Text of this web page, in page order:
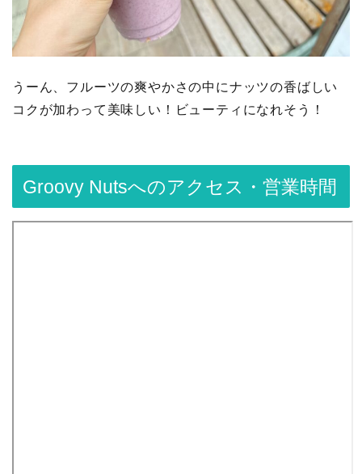
うーん、フルーツの爽やかさの中にナッツの香ばしい
コクが加わって美味しい！ビューティになれそう！
Groovy Nutsへのアクセス・営業時間